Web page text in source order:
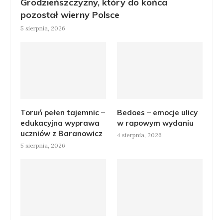
pozostał wierny Polsce
5 sierpnia, 2026
Toruń pełen tajemnic –
edukacyjna wyprawa
uczniów z Baranowicz
5 sierpnia, 2026
Bedoes – emocje ulicy
w rapowym wydaniu
4 sierpnia, 2026